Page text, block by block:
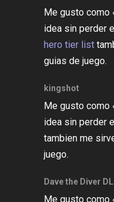
Me gusto como
idea sin perder
hero tier list
guias de juego.
kingshot
Me gusto como
idea sin perder
tambien me
juego.
Dave the Diver
Me gusto como